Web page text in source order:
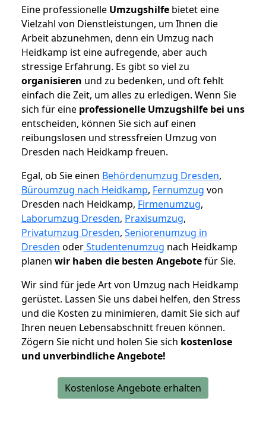
Eine professionelle Umzugshilfe bietet eine
Vielzahl von Dienstleistungen, um Ihnen die
Arbeit abzunehmen, denn ein Umzug nach
Heidkamp ist eine aufregende, aber auch
stressige Erfahrung. Es gibt so viel zu
organisieren und zu bedenken, und oft fehlt
einfach die Zeit, um alles zu erledigen. Wenn Sie
sich für eine professionelle Umzugshilfe bei uns
entscheiden, können Sie sich auf einen
reibungslosen und stressfreien Umzug von
Dresden nach Heidkamp freuen.
Egal, ob Sie einen Behördenumzug Dresden,
Büroumzug nach Heidkamp, Fernumzug von
Dresden nach Heidkamp, Firmenumzug,
Laborumzug Dresden, Praxisumzug,
Privatumzug Dresden, Seniorenumzug in
Dresden oderStudentenumzug nach Heidkamp
planen wir haben die besten Angebotefür Sie.
Wir sind für jede Art von Umzug nach Heidkamp
gerüstet. Lassen Sie uns dabei helfen, den Stress
und die Kosten zu minimieren, damit Sie sich auf
Ihren neuen Lebensabschnitt freuen können.
Zögern Sie nicht und holen Sie sich kostenlose
und unverbindliche Angebote!
Kostenlose Angebote erhalten